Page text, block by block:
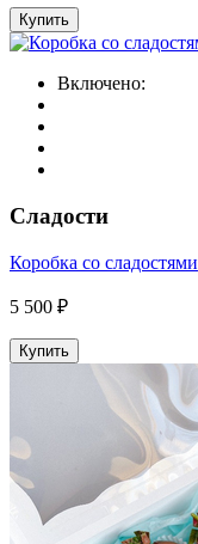
Купить
Включено:
Сладости
Коробка со сладостями
5 500 ₽
Купить